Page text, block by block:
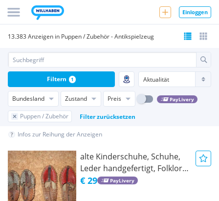
Einloggen
13.383 Anzeigen in Puppen / Zubehör - Antikspielzeug
Bundesland Zustand Preis PayLivery
Puppen / Zubehör Filter zurücksetzen
Filtern 1
Infos zur Reihung der Anzeigen
alte Kinderschuhe, Schuhe,
Leder handgefertigt, Folklore
1960
€ 29 PayLivery